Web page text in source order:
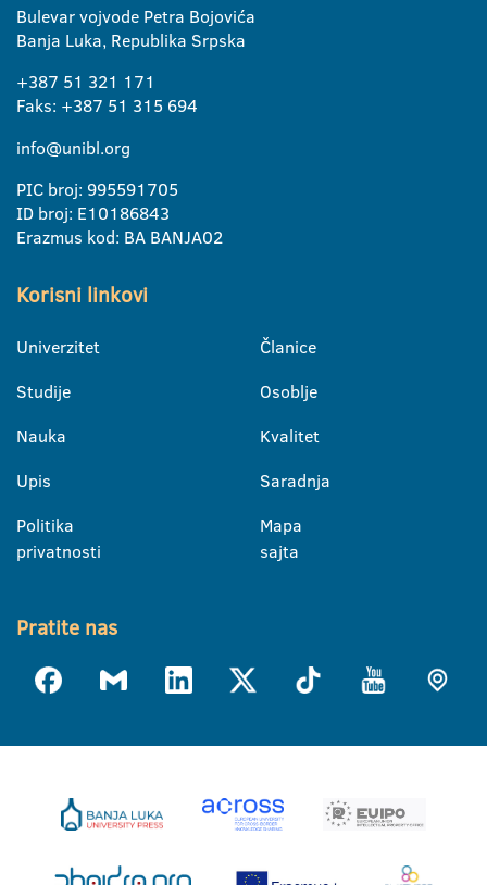
Bulevar vojvode Petra Bojovića
Banja Luka, Republika Srpska
+387 51 321 171
Faks: +387 51 315 694
info@unibl.org
PIC broj: 995591705
ID broj: E10186843
Erazmus kod: BA BANJA02
Korisni linkovi
Univerzitet
Studije
Nauka
Upis
Politika
privatnosti
Članice
Osoblje
Kvalitet
Saradnja
Mapa
sajta
Pratite nas